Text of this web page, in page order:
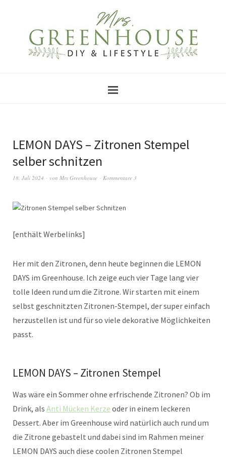
LEMON DAYS – Zitronen Stempel
selber schnitzen
18. Juli 2024 von Mrs Greenhouse Kommentare 3
[enthält Werbelinks]
Her mit den Zitronen, denn heute beginnen die LEMON
DAYS im Greenhouse. Ich zeige euch vier Tage lang vier
tolle Ideen rund um die Zitrone. Wir starten mit einem
selbst geschnitzten Zitronen-Stempel, der super einfach
herzustellen ist und für so viele dekorative Möglichkeiten
passt.
LEMON DAYS – Zitronen Stempel
Was wäre ein Sommer ohne erfrischende Zitronen? Ob im
Drink, als Anti Mücken Kerze oder in einem leckeren
Dessert. Aber im Greenhouse wird natürlich auch rund um
die Zitrone gebastelt und dabei sind im Rahmen meiner
LEMON DAYS auch diese coolen Zitronen Stempel